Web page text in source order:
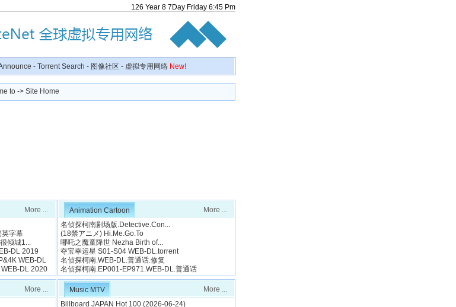
126 Year 8 7 Day Friday 6:45 Pm
- Torrent Search - 图像社区 - 虚拟专用网络 New!
to -> Site Home
More ...
英字幕
倾城1...
DL 2019
WEB-DL
DL 2020
Animation Cartoon
More ...
名侦探柯南剧场版.Detective.Con...
(18禁アニメ) Hi.Me.Go.To
哪吒之魔童降世 Nezha Birth of...
夺宝幸运星 S01-S04 WEB-DL.torrent
名侦探柯南.WEB-DL.普通话.修复
名侦探柯南.EP001-EP971.WEB-DL.普通话
More ...
Music MTV
More ...
Billboard JAPAN Hot 100 (2026-06-24)